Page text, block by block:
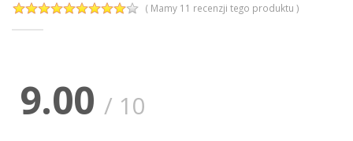
( Mamy 11 recenzji tego produktu )
9.00 / 10